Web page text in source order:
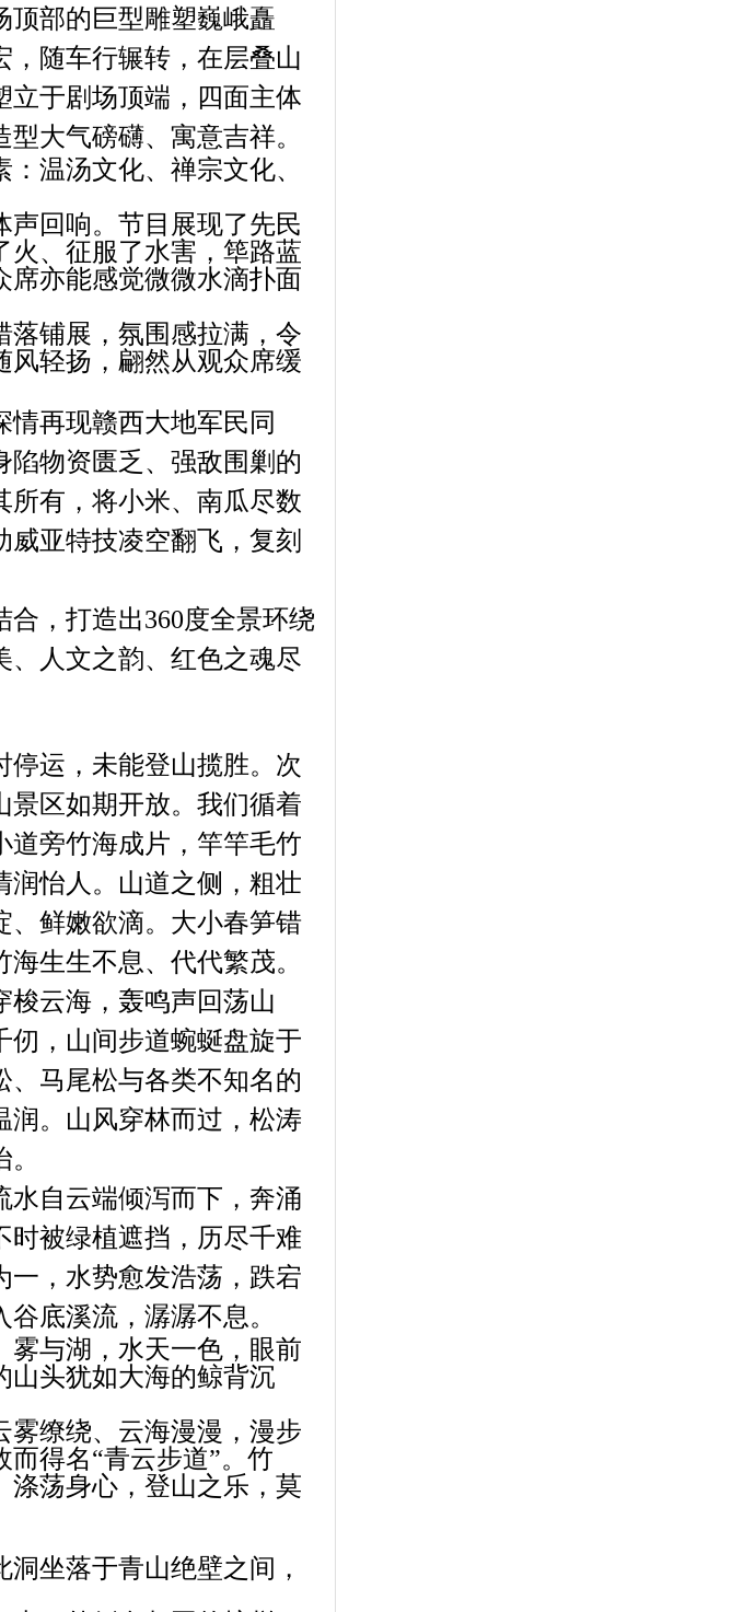
顶部的巨型雕塑巍峨矗
，随车行辗转，在层叠山
立于剧场顶端，四面主体
大气磅礴、寓意吉祥。
温汤文化、禅宗文化、
声回响。节目展现了先民
火、征服了水害，筚路蓝
席亦能感觉微微水滴扑面
落铺展，氛围感拉满，令
风轻扬，翩然从观众席缓
再现赣西大地军民同
物资匮乏、强敌围剿的
所有，将小米、南瓜尽数
亚特技凌空翻飞，复刻
合，打造出360度全景环绕
、人文之韵、红色之魂尽
运，未能登山揽胜。次
景区如期开放。我们循着
道旁竹海成片，竿竿毛竹
润怡人。山道之侧，粗壮
、鲜嫩欲滴。大小春笋错
生生不息、代代繁茂。
梭云海，轰鸣声回荡山
仞，山间步道蜿蜒盘旋于
马尾松与各类不知名的
润。山风穿林而过，松涛
水自云端倾泻而下，奔涌
时被绿植遮挡，历尽千难
一，水势愈发浩荡，跌宕
底溪流，潺潺不息。
与湖，水天一色，眼前
山头犹如大海的鲸背沉
雾缭绕、云海漫漫，漫步
而得名“青云步道”。竹
涤荡身心，登山之乐，莫
坐落于青山绝壁之间，